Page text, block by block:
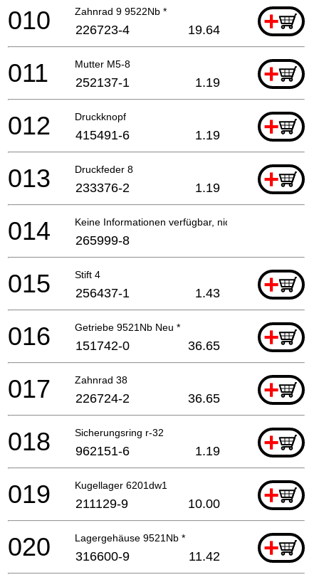
Zahnrad 9 9522Nb * +
010 226723-4 19.64
Mutter M5-8 +
011 252137-1 1.19
Druckknopf +
012 415491-6 1.19
Druckfeder 8 +
013 233376-2 1.19
Keine Informationen verfügbar, nicht bestellbar
014 265999-8
Stift 4 +
015 256437-1 1.43
Getriebe 9521Nb Neu * +
016 151742-0 36.65
Zahnrad 38 +
017 226724-2 36.65
Sicherungsring r-32 +
018 962151-6 1.19
Kugellager 6201dw1 +
019 211129-9 10.00
Lagergehäuse 9521Nb * +
020 316600-9 11.42